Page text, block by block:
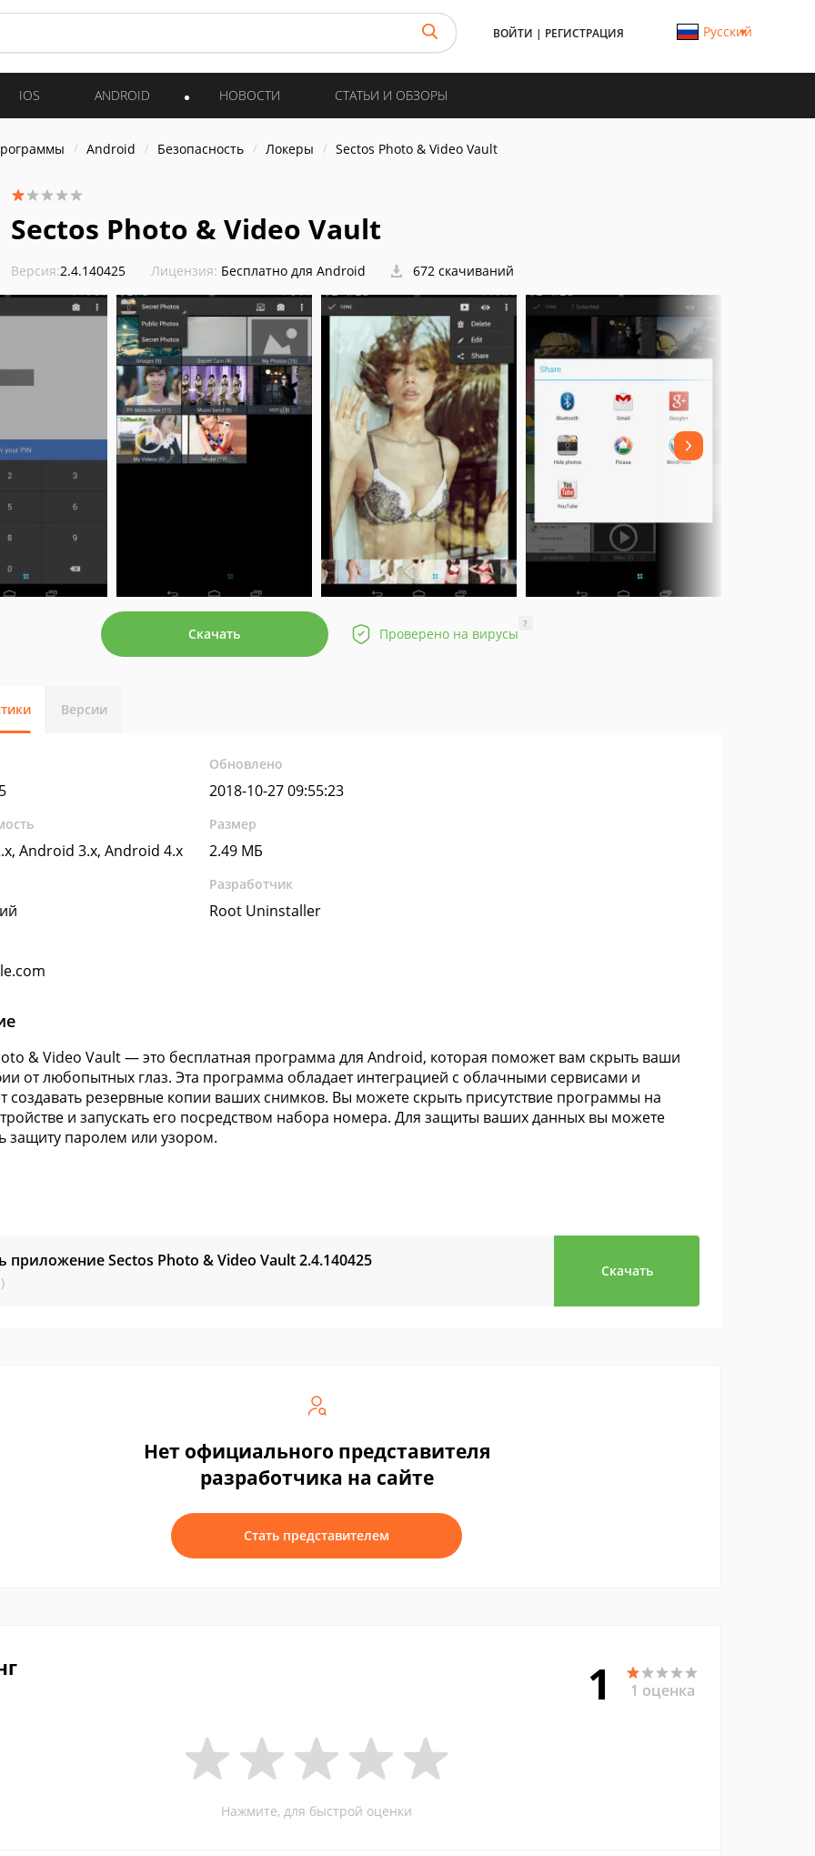
ВОЙТИ | РЕГИСТРАЦИЯ Русский
IOS ANDROID НОВОСТИ СТАТЬИ И ОБЗОРЫ
Android Безопасность Локеры Sectos Photo & Video Vault
Sectos Photo & Video Vault
Версия:2.4.140425 Лицензия: Бесплатно для Android 672 скачиваний
Скачать Проверено на вирусы
?
Версии
Обновлено
2018-10-27 09:55:23
Android 3.x, Android 4.x
Размер
2.49 МБ
Разработчик
Root Uninstaller
& Video Vault — это бесплатная программа для Android, которая поможет вам скрыть ваши
от любопытных глаз. Эта программа обладает интеграцией с облачными сервисами и
создавать резервные копии ваших снимков. Вы можете скрыть присутствие программы на
и запускать его посредством набора номера. Для защиты ваших данных вы можете
защиту паролем или узором.
приложение Sectos Photo & Video Vault2.4.140425
Скачать
Нет официального представителя
разработчика на сайте
Стать представителем
1 1 оценка
Нажмите, для быстрой оценки